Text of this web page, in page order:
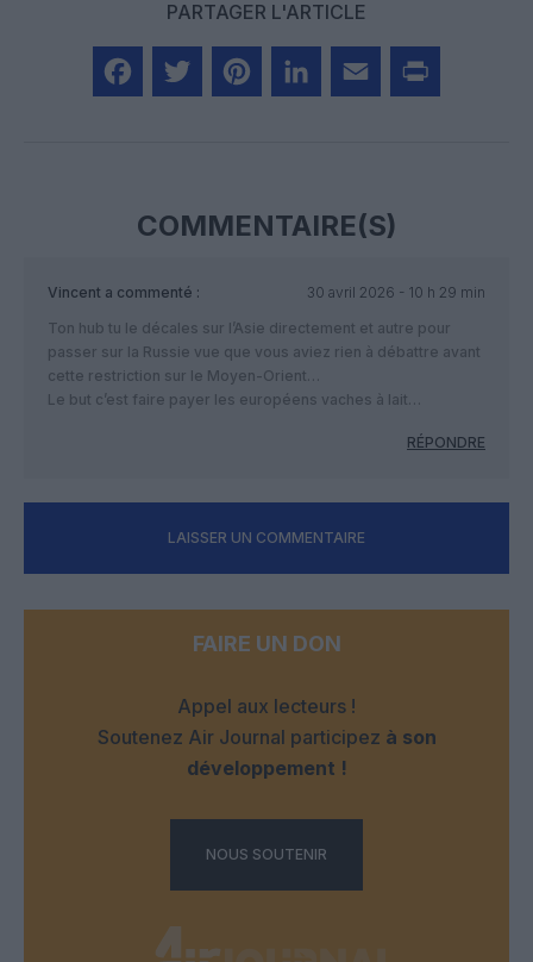
PARTAGER L'ARTICLE
COMMENTAIRE(S)
Vincent a commenté :
30 avril 2026 - 10 h 29 min
Ton hub tu le décales sur l’Asie directement et autre pour
passer sur la Russie vue que vous aviez rien à débattre avant
cette restriction sur le Moyen-Orient…
Le but c’est faire payer les européens vaches à lait…
RÉPONDRE
LAISSER UN COMMENTAIRE
FAIRE UN DON
Appel aux lecteurs !
Soutenez Air Journal participez à son
développement !
NOUS SOUTENIR